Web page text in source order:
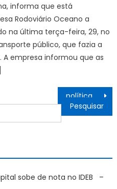
informa que está
Rodoviário Oceano a
na última terça-feira, 29, no
público, que fazia a
A empresa informou que as
sobe de nota no IDEB –